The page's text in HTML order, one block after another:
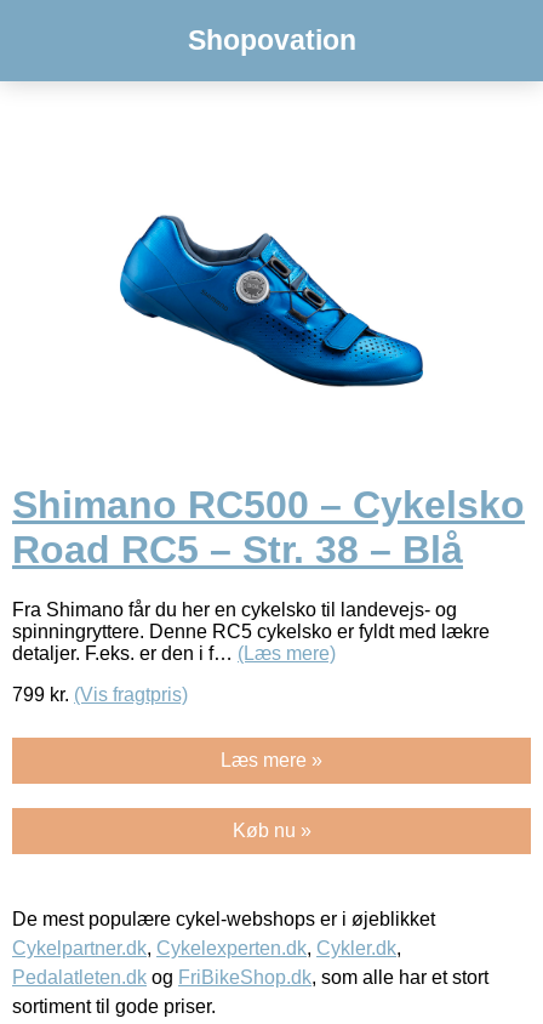
Shopovation
Shimano RC500 – Cykelsko
Road RC5 – Str. 38 – Blå
Fra Shimano får du her en cykelsko til landevejs- og
spinningryttere. Denne RC5 cykelsko er fyldt med lækre
detaljer. F.eks. er den i f… (Læs mere)
799 kr. (Vis fragtpris)
Læs mere »
Køb nu »
De mest populære cykel-webshops er i øjeblikket
Cykelpartner.dk, Cykelexperten.dk, Cykler.dk,
Pedalatleten.dk og FriBikeShop.dk, som alle har et stort
sortiment til gode priser.